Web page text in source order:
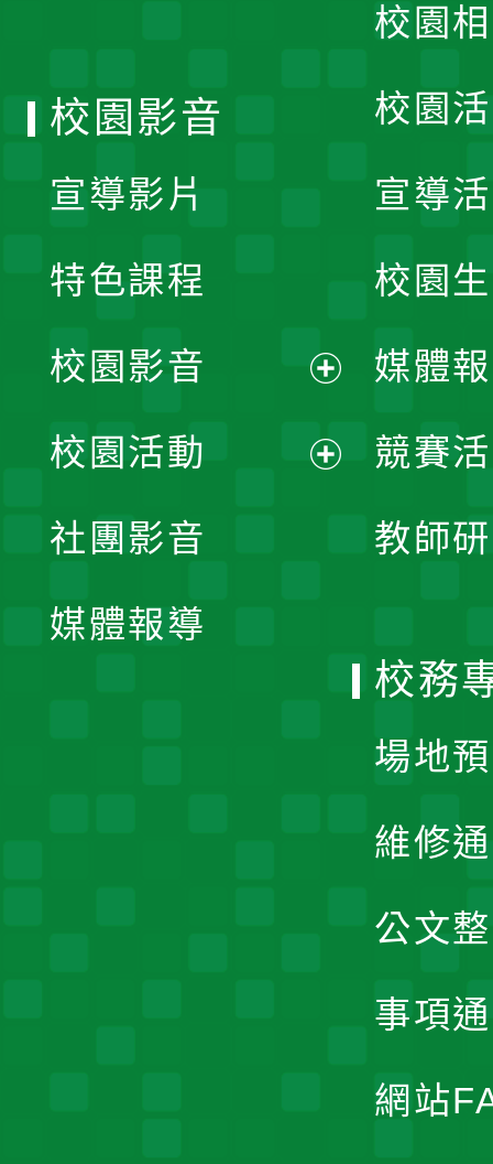
校園
校園
宣導
校園
媒體
競賽
教師
校園影音
宣導影片
特色課程
校園影音
開
校園活動
社團影音
媒體報導
校務
場地
維修
公文
事項
網站